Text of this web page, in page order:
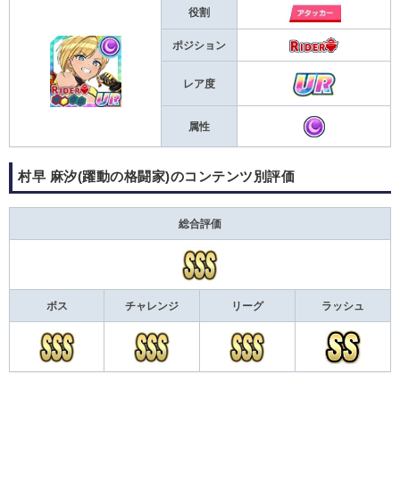
役割
ポジション
レア度
属性
村早 麻汐(躍動の格闘家)のコンテンツ別評価
総合評価
ボス チャレンジ リーグ ラッシュ